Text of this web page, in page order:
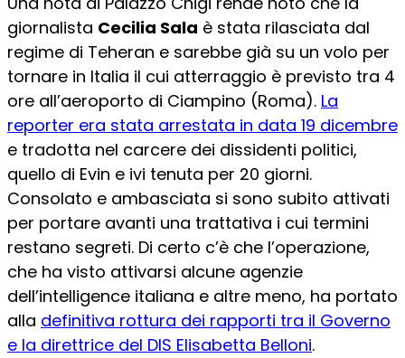
giornalista Cecilia Sala è stata rilasciata dal
regime di Teheran e sarebbe già su un volo per
tornare in Italia il cui atterraggio è previsto tra 4
ore all’aeroporto di Ciampino (Roma). La
reporter era stata arrestata in data 19 dicembre
e tradotta nel carcere dei dissidenti politici,
quello di Evin e ivi tenuta per 20 giorni.
Consolato e ambasciata si sono subito attivati
per portare avanti una trattativa i cui termini
restano segreti. Di certo c’è che l’operazione,
che ha visto attivarsi alcune agenzie
dell’intelligence italiana e altre meno, ha portato
alla definitiva rottura dei rapporti tra il Governo
e la direttrice del DIS Elisabetta Belloni.